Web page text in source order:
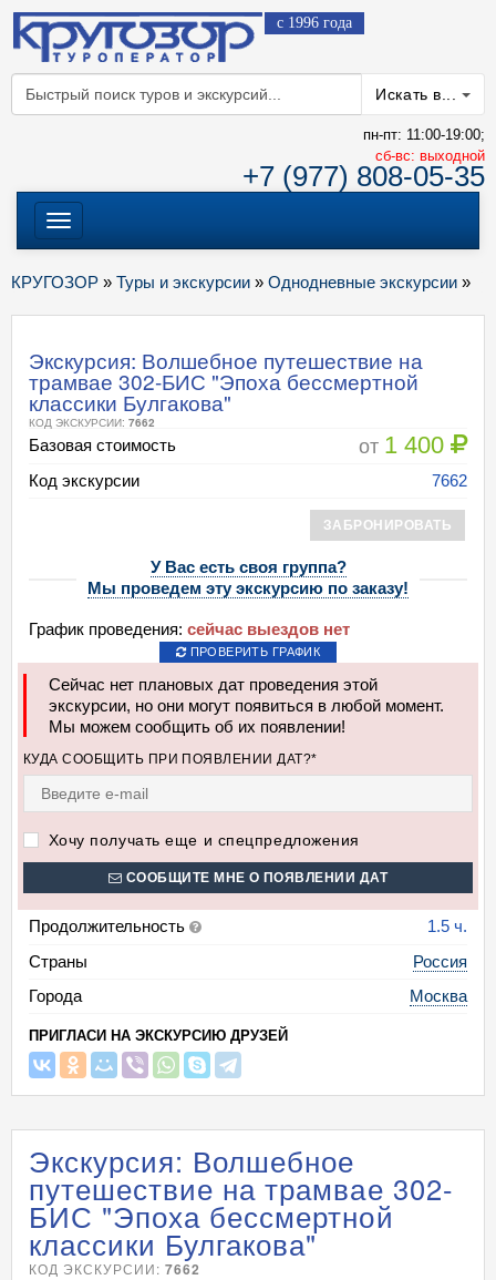
с 1996 года
Искать в...
пн-пт: 11:00-19:00;
cб-вс: выходной
+7 (977) 808-05-35
Меню
КРУГОЗОР » Туры и экскурсии » Однодневные экскурсии »
Экскурсия: Волшебное путешествие на
трамвае 302-БИС "Эпоха бессмертной
классики Булгакова"
КОД ЭКСКУРСИИ: 7662
Базовая стоимость от 1 400
Код экскурсии 7662
ЗАБРОНИРОВАТЬ
У Вас есть своя группа?
Мы проведем эту экскурсию по заказу!
График проведения: сейчас выездов нет
ПРОВЕРИТЬ ГРАФИК
Сейчас нет плановых дат проведения этой
экскурсии, но они могут появиться в любой момент.
Мы можем сообщить об их появлении!
КУДА СООБЩИТЬ ПРИ ПОЯВЛЕНИИ ДАТ?*
Хочу получать еще и спецпредложения
СООБЩИТЕ МНЕ О ПОЯВЛЕНИИ ДАТ
Продолжительность
1.5 ч.
Страны
Россия
Города
Москва
ПРИГЛАСИ НА ЭКСКУРСИЮ ДРУЗЕЙ
Экскурсия: Волшебное
путешествие на трамвае 302-
БИС "Эпоха бессмертной
классики Булгакова"
КОД ЭКСКУРСИИ:7662